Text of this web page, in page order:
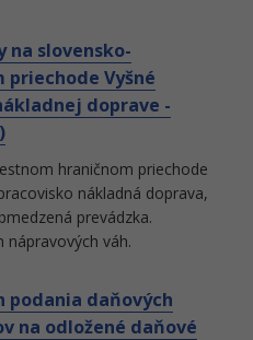
na slovensko-
Vyšné
doprave -
hraničnom priechode
nákladná doprava,
prevádzka.
váh.
podania daňových
na odložené daňové